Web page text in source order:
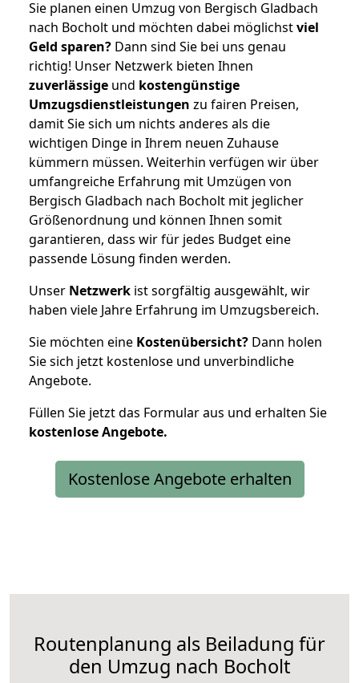
Sie planen einen Umzug von Bergisch Gladbach
nach Bocholt und möchten dabei möglichstviel
Geld sparen? Dann sind Sie bei uns genau
richtig! Unser Netzwerk bieten Ihnen
zuverlässige und kostengünstige
Umzugsdienstleistungen zu fairen Preisen,
damit Sie sich um nichts anderes als die
wichtigen Dinge in Ihrem neuen Zuhause
kümmern müssen. Weiterhin verfügen wir über
umfangreiche Erfahrung mit Umzügen von
Bergisch Gladbach nach Bocholt mit jeglicher
Größenordnung und können Ihnen somit
garantieren, dass wir für jedes Budget eine
passende Lösung finden werden.
Unser Netzwerk ist sorgfältig ausgewählt, wir
haben viele Jahre Erfahrung im Umzugsbereich.
Sie möchten eine Kostenübersicht? Dann holen
Sie sich jetzt kostenlose und unverbindliche
Angebote.
Füllen Sie jetzt das Formular aus und erhalten Sie
kostenloseAngebote.
Kostenlose Angebote erhalten
Routenplanung als Beiladung für
den Umzug nach Bocholt